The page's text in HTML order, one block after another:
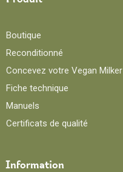
Boutique
Reconditionné
Concevez votre Vegan Milker
Fiche technique
Manuels
Certificats de qualité
Information